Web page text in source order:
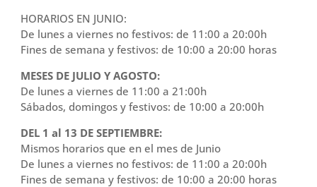
HORARIOS EN JUNIO:
De lunes a viernes no festivos: de 11:00 a 20:00h
Fines de semana y festivos: de 10:00 a 20:00 horas
MESES DE JULIO Y AGOSTO:
De lunes a viernes de 11:00 a 21:00h
Sábados, domingos y festivos: de 10:00 a 20:00h
DEL 1 al 13 DE SEPTIEMBRE:
Mismos horarios que en el mes de Junio
De lunes a viernes no festivos: de 11:00 a 20:00h
Fines de semana y festivos: de 10:00 a 20:00 horas